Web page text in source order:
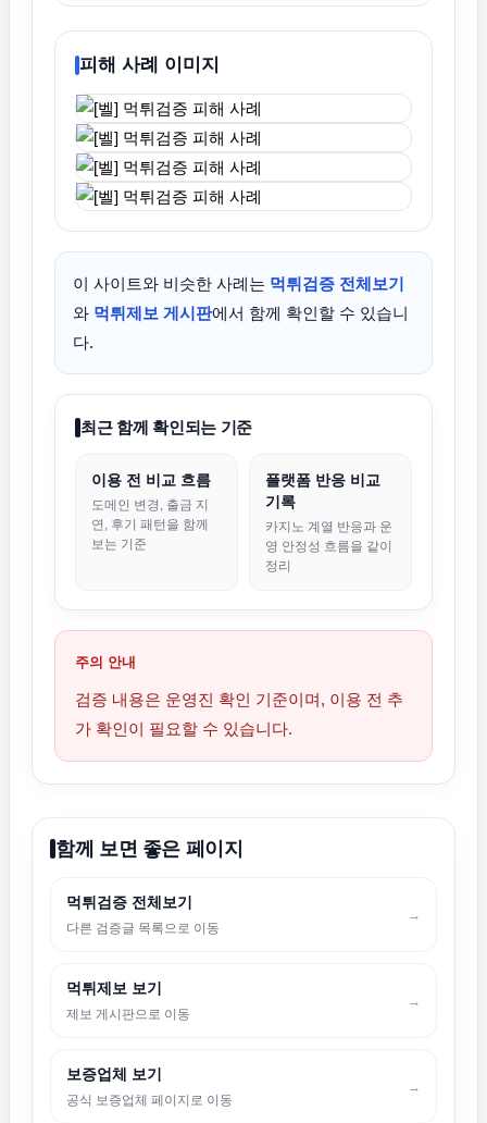
피해 사례 이미지
이 사이트와 비슷한 사례는 먹튀검증 전체보기
와 먹튀제보 게시판에서 함께 확인할 수 있습니
다.
최근 함께 확인되는 기준
이용 전 비교 흐름
도메인 변경, 출금 지
연, 후기 패턴을 함께
보는 기준
플랫폼 반응 비교
기록
카지노 계열 반응과 운
영 안정성 흐름을 같이
정리
주의 안내
검증 내용은 운영진 확인 기준이며, 이용 전 추
가 확인이 필요할 수 있습니다.
함께 보면 좋은 페이지
먹튀검증 전체보기
다른 검증글 목록으로 이동
→
먹튀제보 보기
제보 게시판으로 이동
→
보증업체 보기
공식 보증업체 페이지로 이동
→